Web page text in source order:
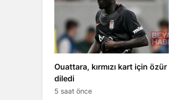
Ouattara, kırmızı kart için özür
diledi
5 saat önce